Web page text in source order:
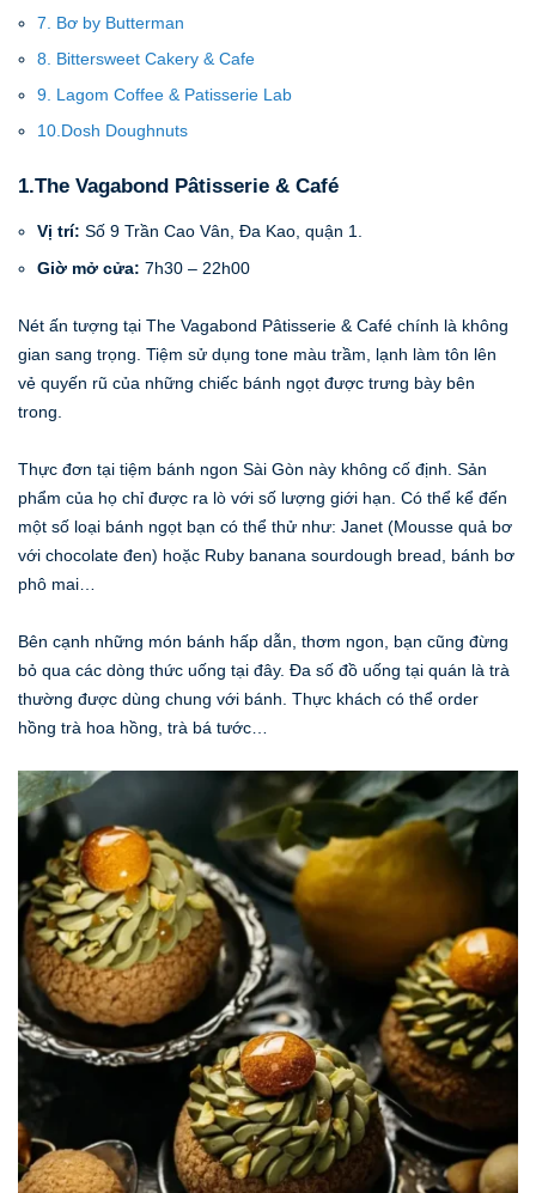
7. Bơ by Butterman
8. Bittersweet Cakery & Cafe
9. Lagom Coffee & Patisserie Lab
10.Dosh Doughnuts
1.The Vagabond Pâtisserie & Café
Vị trí: Số 9 Trần Cao Vân, Đa Kao, quận 1.
Giờ mở cửa: 7h30 – 22h00
Nét ấn tượng tại The Vagabond Pâtisserie & Café chính là không
gian sang trọng. Tiệm sử dụng tone màu trầm, lạnh làm tôn lên
vẻ quyến rũ của những chiếc bánh ngọt được trưng bày bên
trong.
Thực đơn tại tiệm bánh ngon Sài Gòn này không cố định. Sản
phẩm của họ chỉ được ra lò với số lượng giới hạn. Có thể kể đến
một số loại bánh ngọt bạn có thể thử như: Janet (Mousse quả bơ
với chocolate đen) hoặc Ruby banana sourdough bread, bánh bơ
phô mai…
Bên cạnh những món bánh hấp dẫn, thơm ngon, bạn cũng đừng
bỏ qua các dòng thức uống tại đây. Đa số đồ uống tại quán là trà
thường được dùng chung với bánh. Thực khách có thể order
hồng trà hoa hồng, trà bá tước…